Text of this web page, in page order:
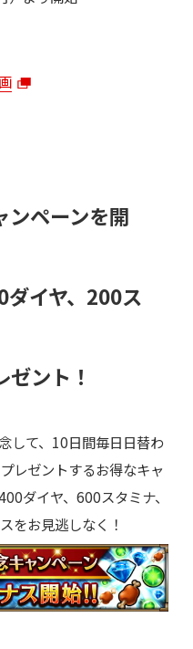
ンペーンを開
イヤ、200ス
ント！
して、10日間毎日日替わ
レゼントするお得なキャ
ダイヤ、600スタミナ、
をお見逃しなく！